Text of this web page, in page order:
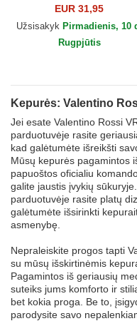
Crown Check Valentino
Rossi VR46 MotoGP New
EUR 31,95
Užsisakyk Pirmadienis, 10
Rugpjūtis
Kepurės: Valentino
Jei esate Valentino Rossi
parduotuvėje rasite
kad galėtumėte išreikšti
Mūsų kepurės pagamintos
papuoštos oficialiu
galite jaustis įvykių
parduotuvėje rasite platų
galėtumėte išsirinkti
asmenybę.
Nepraleiskite progos tapti
su mūsų išskirtinėmis
Pagamintos iš geriausių
suteiks jums komforto ir
bet kokia proga. Be to,
parodysite savo